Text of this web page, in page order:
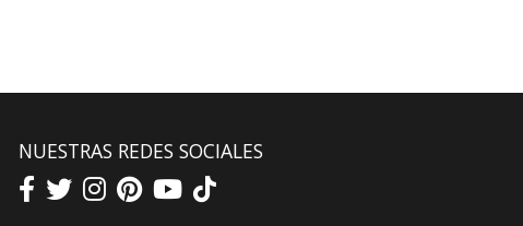
NUESTRAS REDES SOCIALES